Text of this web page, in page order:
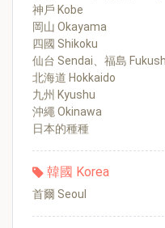
神戶 Kobe
岡山 Okayama
四國 Shikoku
仙台 Sendai、福島
北海道 Hokkaido
九州 Kyushu
沖繩 Okinawa
日本的種種
韓國 Korea
首爾 Seoul